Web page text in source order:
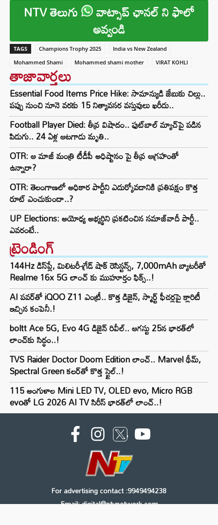
NTV తెలుగు వాట్సాప్ ఛానల్ ని ఫాలో
అవ్వండి
TAGS Champions Trophy 2025
India vs New Zealand
Mohammed Shami
Mohammed shami mother VIRAT KOHLI
తాజావార్తలు
Essential Food Items Price Hike: సామాన్యుడి జేబుకు చిల్లు..
పప్పు నుంచి నూనె వరకు 15 నిత్యావసర వస్తువులు ఖరీదు..
Football Player Died: తీవ్ర విషాదం.. ఫుట్‌బాల్ మ్యాచ్‌పై పడిన
పిడుగు.. 24 ఏళ్ల ఆటగాడు మృతి..
OTR: ఆ మాజీ మంత్రి టీడీపీ అధిష్టానం పై తీవ్ర ఆగ్రహంతో
ఉన్నారా?
OTR: తెలంగాణలో అధికార పార్టీని ఎదుర్కోవడానికి ప్రతిపక్షం కొత్త
రూట్‌ ఎంచుకుందా..?
UP Elections: అయోధ్య అభ్యర్థిని ప్రకటించిన సమాజ్‌వాదీ పార్టీ..
ఎవరంటే..
ట్రెండింగ్‌
144Hz డిస్‌ప్లే, మిలిటరీ-గ్రేడ్ షాక్ రెసిస్టన్స్, 7,000mAh బ్యాటరీతో
Realme 16x 5G లాంచ్ కు ముహూర్తం ఫిక్స్..!
AI పవర్‌తో iQOO Z11 ఎంట్రీ.. కొత్త డిజైన్, స్మార్ట్ ఫీచర్లపై క్లారిటీ
ఇచ్చిన కంపెనీ.!
boltt Ace 5G, Evo 4G డిజైన్ రివీల్.. ఆగస్టు 25న భారత్‌లో
లాంచ్‌కు సిద్ధం..!
TVS Raider Doctor Doom Edition లాంచ్.. Marvel థీమ్,
Spectral Green కలర్‌తో కొత్త స్టైల్..!
115 అంగుళాల Mini LED TV, OLED evo, Micro RGB
evoతో LG 2026 AI TV సిరీస్ భారత్‌లో లాంచ్..!
For advertising contact :9949494238
Email: digital@ntvnetwork.com